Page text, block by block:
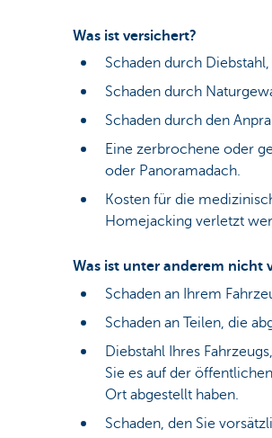
Was ist versichert?
Schaden durch
Schaden durch
Schaden durch den
Eine zerbrochene oder
oder Panoramadach.
Kosten für die
Homejacking verletzt
Was ist unter anderem nicht
Schaden an Ihrem
Schaden an Teilen, die
Diebstahl Ihres
Sie es auf der
Ort abgestellt haben.
Schaden, den Sie